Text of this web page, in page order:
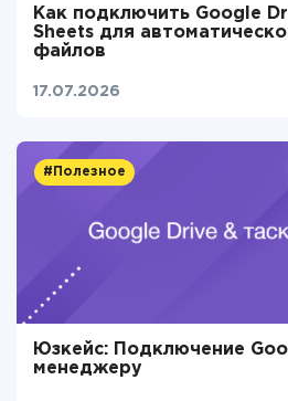
Как подключить Google
Sheets для
файлов
17.07.2026
#Полезное
Юзкейс: Подключение
менеджеру